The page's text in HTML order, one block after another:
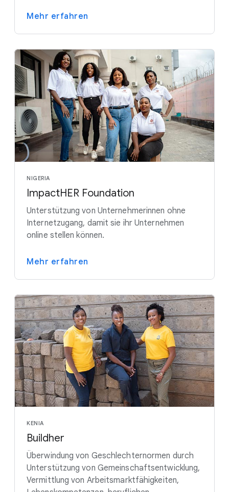
Mehr erfahren
NIGERIA
ImpactHER Foundation
Unterstützung von Unternehmerinnen ohne
Internetzugang, damit sie ihr Unternehmen
online stellen können.
Mehr erfahren
KENIA
Buildher
Überwindung von Geschlechternormen durch
Unterstützung von Gemeinschaftsentwicklung,
Vermittlung von Arbeitsmarktfähigkeiten,